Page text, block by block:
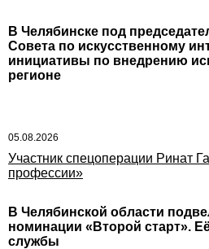
В Челябинске под
Совета по искусственному
инициативы по внедрению
регионе
05.08.2026
Участник спецоперации Ринат
профессии»
В Челябинской области
номинации «Второй старт».
службы